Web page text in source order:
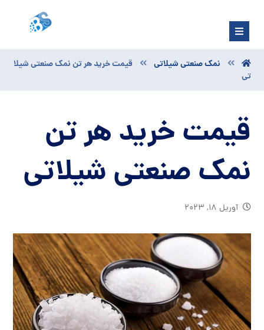
نمک صنعتی شیلاتی
قیمت خرید هر تن نمک صنعتی شیلا
تی
قیمت خرید هر تن
نمک صنعتی شیلاتی
آوریل ۱۸, ۲۰۲۳